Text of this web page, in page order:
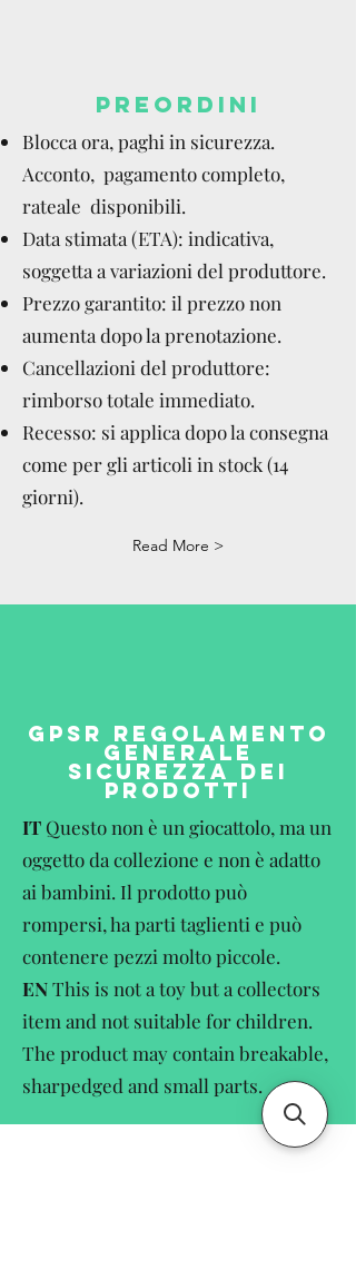
PREORDINI
Blocca ora, paghi in sicurezza.
Acconto, pagamento completo,
rateale disponibili.
Data stimata (ETA): indicativa,
soggetta a variazioni del produttore.
Prezzo garantito: il prezzo non
aumenta dopo la prenotazione.
Cancellazioni del produttore:
rimborso totale immediato.
Recesso: si applica dopo la consegna
come per gli articoli in stock (14
giorni).
Read More >
GPSR REGOLAMENTO
GENERALE
SICUREZZA DEI
PRODOTTI
IT Questo non è un giocattolo, ma un
oggetto da collezione e non è adatto
ai bambini. Il prodotto può
rompersi, ha parti taglienti e può
contenere pezzi molto piccole.
ENThis is not a toy but a collectors
item and not suitable for children.
The product may contain breakable,
sharpedged and small parts.